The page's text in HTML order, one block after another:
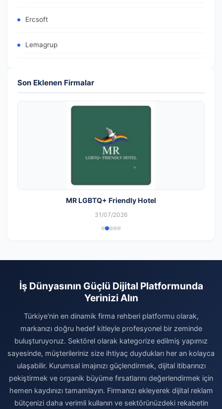
Ercsoft
Lemagrup
Son Eklenen Firmalar
MR LGBTQ+ Friendly Hotel
31/07/2026
İş Dünyasının Güçlü Dijital Platformunda
Yerinizi Alın
Türkiye'nin en dinamik firma rehberi platformu olarak,
markanızı doğru hedef kitleyle profesyonel bir zeminde
buluşturuyoruz. Sektörel olarak kategorize edilmiş yapımız
sayesinde, müşterileriniz size ihtiyaç duydukları her an kolayca
ulaşabilir. Kurumsal imajınızı güçlendirmek, dijital itibarınızı
pekiştirmek ve organik büyüme fırsatlarını değerlendirmek için
hemen kaydınızı tamamlayın. Firmanızı ekleyerek dijital reklam
bütçenizi daha verimli kullanın ve sektörünüzdeki rekabetin